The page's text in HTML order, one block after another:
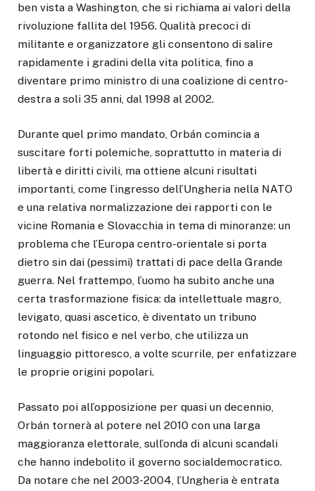
ben vista a Washington, che si richiama ai valori della
rivoluzione fallita del 1956. Qualità precoci di
militante e organizzatore gli consentono di salire
rapidamente i gradini della vita politica, fino a
diventare primo ministro di una coalizione di centro-
destra a soli 35 anni, dal 1998 al 2002.
Durante quel primo mandato, Orbán comincia a
suscitare forti polemiche, soprattutto in materia di
libertà e diritti civili, ma ottiene alcuni risultati
importanti, come l’ingresso dell’Ungheria nella NATO
e una relativa normalizzazione dei rapporti con le
vicine Romania e Slovacchia in tema di minoranze: un
problema che l’Europa centro-orientale si porta
dietro sin dai (pessimi) trattati di pace della Grande
guerra. Nel frattempo, l’uomo ha subito anche una
certa trasformazione fisica: da intellettuale magro,
levigato, quasi ascetico, è diventato un tribuno
rotondo nel fisico e nel verbo, che utilizza un
linguaggio pittoresco, a volte scurrile, per enfatizzare
le proprie origini popolari.
Passato poi all’opposizione per quasi un decennio,
Orbán tornerà al potere nel 2010 con una larga
maggioranza elettorale, sull’onda di alcuni scandali
che hanno indebolito il governo socialdemocratico.
Da notare che nel 2003-2004, l’Ungheria è entrata